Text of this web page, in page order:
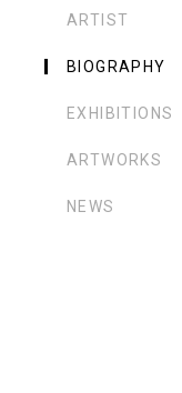
ARTIST
BIOGRAPHY
EXHIBITIONS
ARTWORKS
NEWS